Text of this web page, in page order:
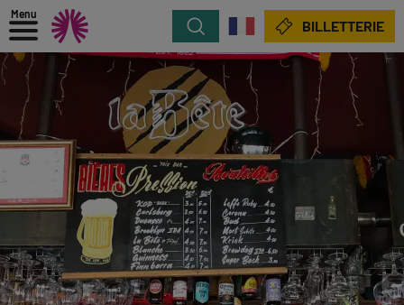
Menu
Rechercher BILLETTERIE